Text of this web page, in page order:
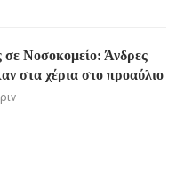
σε Νοσοκομείο: Άνδρες
στα χέρια στο προαύλιο